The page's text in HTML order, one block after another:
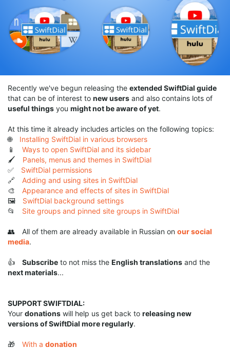
Recently we've begun releasing the extended SwiftDial guide
that can be of interest to new users and also contains lots of
useful things you might not be aware of yet.
At this time it already includes articles on the following topics:
🌐 Installing SwiftDial in various browsers
📱 Ways to open SwiftDial and its sidebar
🖌️ Panels, menus and themes in SwiftDial
✅ SwiftDial permissions
🔗 Adding and using sites in SwiftDial
🎨 Appearance and effects of sites in SwiftDial
🖼️ SwiftDial background settings
📂 Site groups and pinned site groups in SwiftDial
👥 All of them are already available in Russian on our social
media.
👍 Subscribe to not miss the English translations and the
next materials...
SUPPORT SWIFTDIAL:
Your donations will help us get back to releasing new
versions of SwiftDial more regularly.
🎁 With a donation